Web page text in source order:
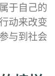
于自己的
动来改变
与到社会